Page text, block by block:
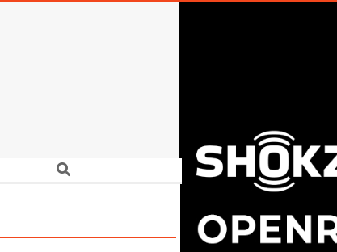
Search